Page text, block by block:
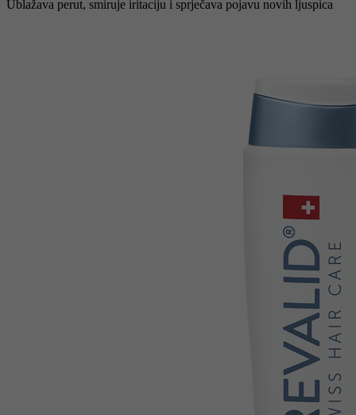
Ublažava perut, smiruje iritaciju i sprječava pojavu novih ljuspica